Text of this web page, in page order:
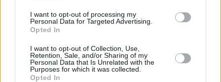
I want to opt-out of processing my
Personal Data for Targeted Advertising.
Opted In
I want to opt-out of Collection, Use,
Retention, Sale, and/or Sharing of my
Personal Data that Is Unrelated with the
Purposes for which it was collected.
Opted In